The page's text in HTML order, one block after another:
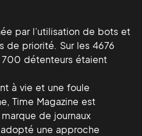
par l’utilisation de bots et
de priorité. Sur les 4676
détenteurs étaient
à vie et une foule
Time Magazine est
de journaux
une approche